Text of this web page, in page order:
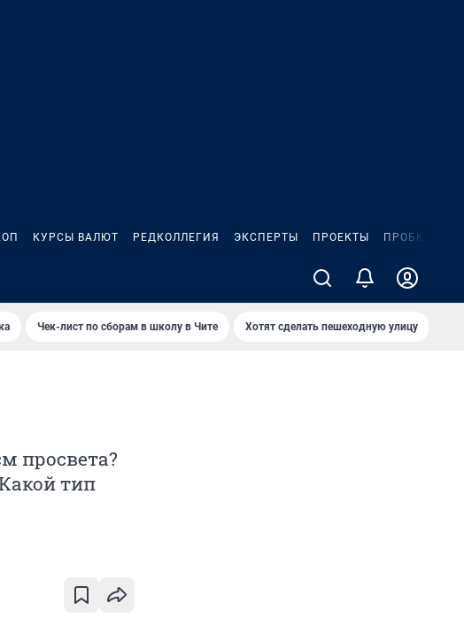
КУРСЫ ВАЛЮТ РЕДКОЛЛЕГИЯ ЭКСПЕРТЫ ПРОЕКТЫ ПРОБКИ
Чек-лист по сборам в школу в Чите Хотят сделать пешеходную улицу
просвета?
тип